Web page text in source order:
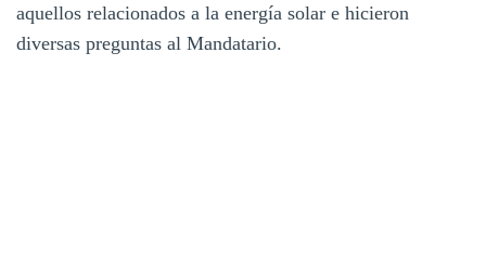
aquellos relacionados a la energía solar e hicieron
diversas preguntas al Mandatario.